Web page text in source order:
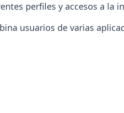
perfiles y accesos a la
usuarios de varias